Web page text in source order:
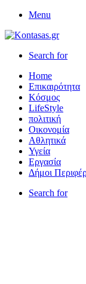
Menu
Search for
Home
Επικαιρότητα
Κόσμος
LifeStyle
πολιτική
Οικονομία
Αθλητικά
Υγεία
Εργασία
Δήμοι
Search for